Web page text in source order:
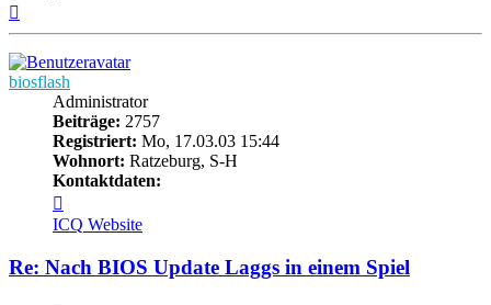
biosflash
Administrator
Beiträge: 2757
Registriert: Mo, 17.03.03 15:44
Wohnort: Ratzeburg, S-H
Kontaktdaten:
von
biosflash
ICQ Website
Re: Nach BIOS Update Laggs in einem Spiel